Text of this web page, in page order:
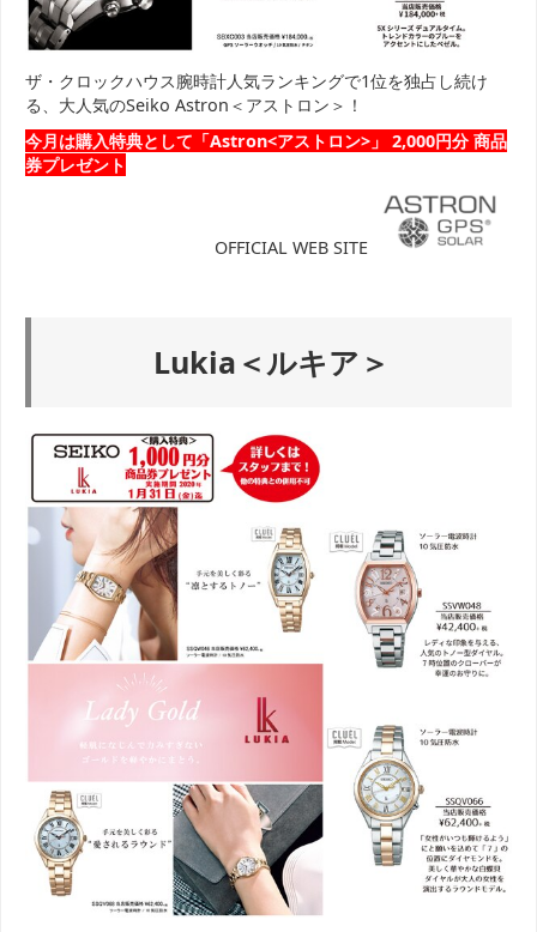
ザ・クロックハウス腕時計人気ランキングで1位を独占し続け
る、大人気のSeiko Astron＜アストロン＞！
今月は購入特典として「Astron<アストロン>」 2,000円分 商品
券プレゼント
OFFICIAL WEB SITE
Lukia＜ルキア＞